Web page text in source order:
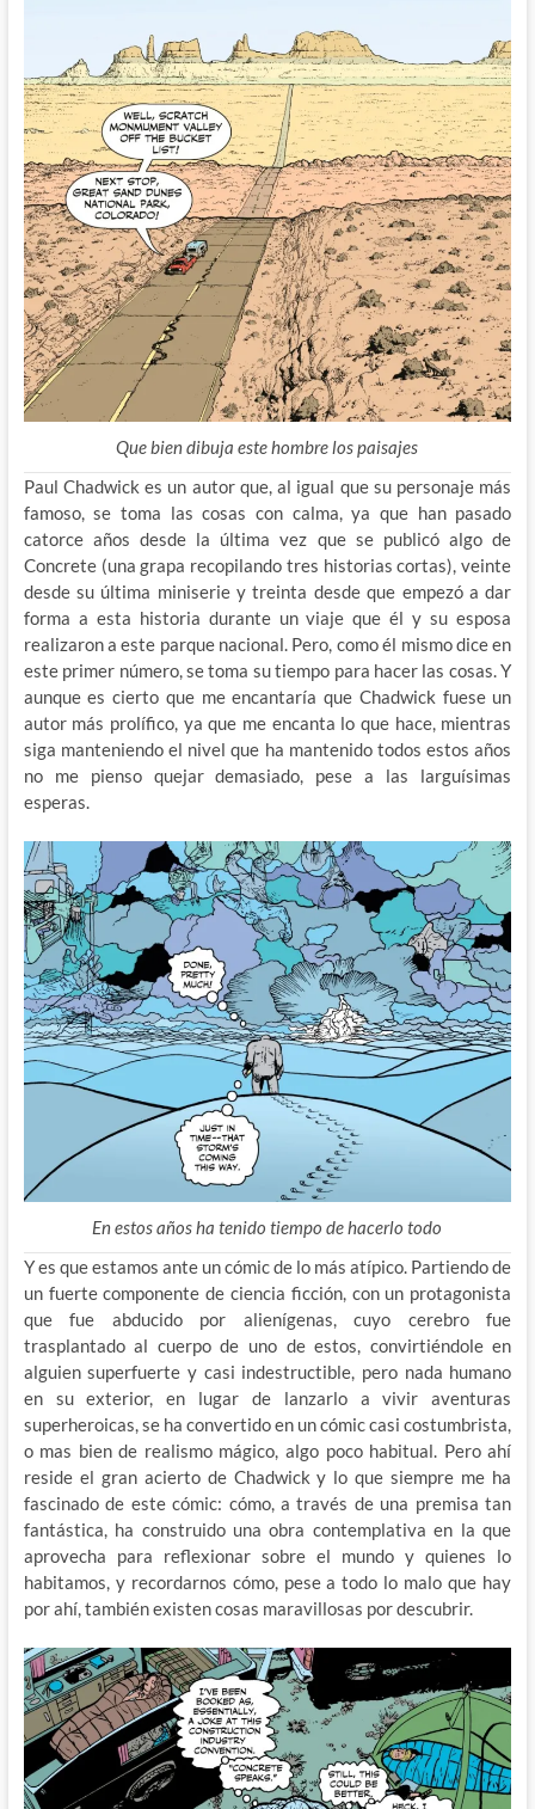
Que bien dibuja este hombre los paisajes
Paul Chadwick es un autor que, al igual que su personaje más
famoso, se toma las cosas con calma, ya que han pasado
catorce años desde la última vez que se publicó algo de
Concrete (una grapa recopilando tres historias cortas), veinte
desde su última miniserie y treinta desde que empezó a dar
forma a esta historia durante un viaje que él y su esposa
realizaron a este parque nacional. Pero, como él mismo dice en
este primer número, se toma su tiempo para hacer las cosas. Y
aunque es cierto que me encantaría que Chadwick fuese un
autor más prolífico, ya que me encanta lo que hace, mientras
siga manteniendo el nivel que ha mantenido todos estos años
no me pienso quejar demasiado, pese a las larguísimas
esperas.
En estos años ha tenido tiempo de hacerlo todo
Y es que estamos ante un cómic de lo más atípico. Partiendo de
un fuerte componente de ciencia ficción, con un protagonista
que fue abducido por alienígenas, cuyo cerebro fue
trasplantado al cuerpo de uno de estos, convirtiéndole en
alguien superfuerte y casi indestructible, pero nada humano
en su exterior, en lugar de lanzarlo a vivir aventuras
superheroicas, se ha convertido en un cómic casi costumbrista,
o mas bien de realismo mágico, algo poco habitual. Pero ahí
reside el gran acierto de Chadwick y lo que siempre me ha
fascinado de este cómic: cómo, a través de una premisa tan
fantástica, ha construido una obra contemplativa en la que
aprovecha para reflexionar sobre el mundo y quienes lo
habitamos, y recordarnos cómo, pese a todo lo malo que hay
por ahí, también existen cosas maravillosas por descubrir.